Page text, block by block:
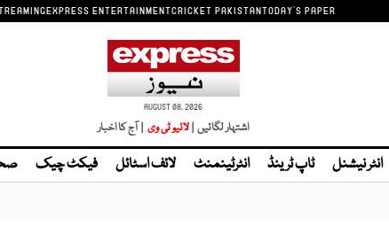
EXPRESS ENTERTAINMENTCRICKET PAKISTANTODAY'S PAPER
AUGUST 08, 2026
اشتہار لگائیں | | آج کا اخبار
انٹر نیشنل ٹاپ ٹرینڈ انٹرٹینمنٹ لائف اسٹائل فیکٹ چیک